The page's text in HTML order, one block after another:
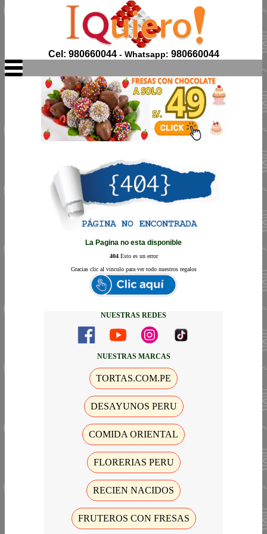
Cel: 980660044- Whatsapp: 980660044
La Pagina no esta disponible
404Esto es un error
Gracias clic al vinculo para ver todo nuestros regalos
NUESTRAS REDES
NUESTRAS MARCAS
TORTAS.COM.PE
DESAYUNOS PERU
COMIDA ORIENTAL
FLORERIAS PERU
RECIEN NACIDOS
FRUTEROS CON FRESAS